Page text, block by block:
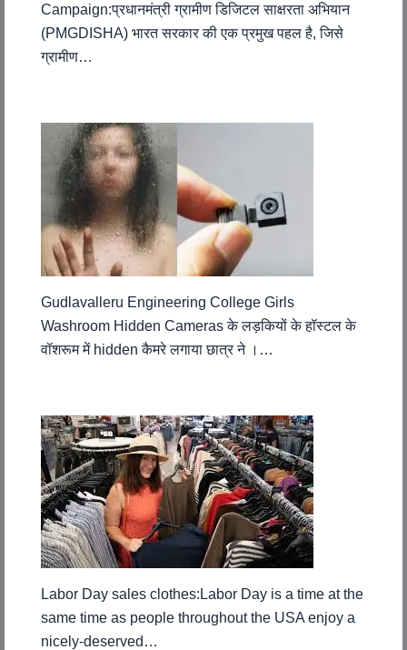
Campaign:प्रधानमंत्री ग्रामीण डिजिटल साक्षरता अभियान
(PMGDISHA) भारत सरकार की एक प्रमुख पहल है, जिसे
ग्रामीण…
Gudlavalleru Engineering College Girls
Washroom Hidden Cameras के लड़कियों के हॉस्टल के
वॉशरूम में hidden कैमरे लगाया छात्र ने ।…
Labor Day sales clothes:Labor Day is a time at the
same time as people throughout the USA enjoy a
nicely-deserved…